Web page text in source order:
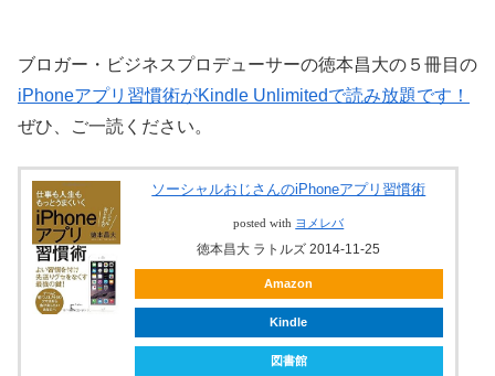
ブロガー・ビジネスプロデューサーの徳本昌大の５冊目の
iPhoneアプリ習慣術がKindle Unlimitedで読み放題です！
ぜひ、ご一読ください。
ソーシャルおじさんのiPhoneアプリ習慣術
posted with ヨメレバ
徳本昌大 ラトルズ 2014-11-25
Amazon
Kindle
図書館